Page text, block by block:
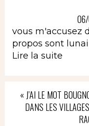
vous m'accusez
propos sont
Lire la suite
« J’AI LE MOT
DANS LES